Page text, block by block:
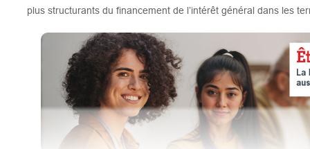
plus structurants du financement de l’intérêt général dans les